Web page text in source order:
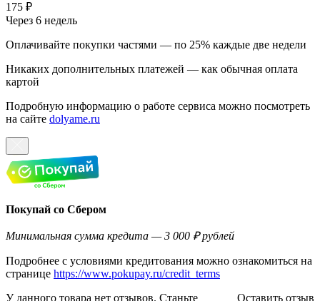
175 ₽
Через 6 недель
Оплачивайте покупки частями — по 25% каждые две недели
Никаких дополнительных платежей — как обычная оплата
картой
Подробную информацию о работе сервиса можно посмотреть
на сайте dolyame.ru
Покупай со Сбером
Минимальная сумма кредита — 3 000 ₽ рублей
Подробнее с условиями кредитования можно ознакомиться на
странице https://www.pokupay.ru/credit_terms
Оставить отзыв
У данного товара нет отзывов. Станьте